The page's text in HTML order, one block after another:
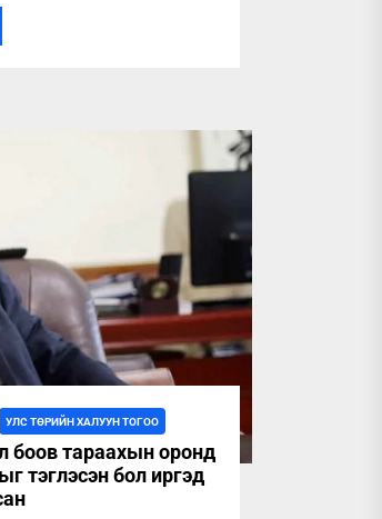
УЛС ТӨРИЙН ХАЛУУН ТОГОО
боов тараахын оронд
тэглэсэн бол иргэд